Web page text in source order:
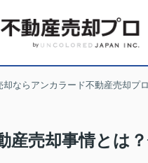
ならアンカラード不動産売却プロ
産売却事情とは